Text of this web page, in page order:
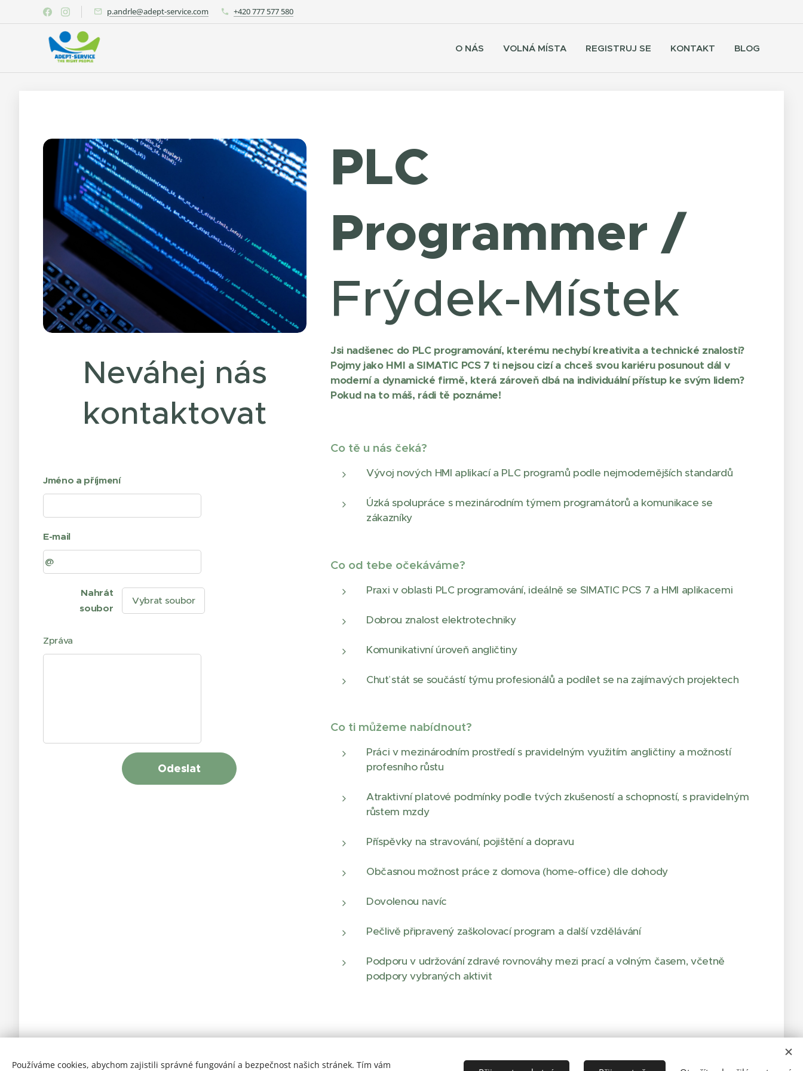
p.andrle@adept-service.com +420 777 577 580
O NÁS VOLNÁ MÍSTA REGISTRUJ SE KONTAKT BLOG
Neváhej nás
kontaktovat
Jméno a příjmení
E-mail
Nahrát
soubor
Vybrat soubor
Zpráva
Odeslat
PLC
Programmer /
Frýdek-Místek
Jsi nadšenec do PLC programování, kterému nechybí kreativita a technické znalosti?
Pojmy jako HMI a SIMATIC PCS 7 ti nejsou cizí a chceš svou kariéru posunout dál v
moderní a dynamické firmě, která zároveň dbá na individuální přístup ke svým lidem?
Pokud na to máš, rádi tě poznáme!
Co tě u nás čeká?
Vývoj nových HMI aplikací a PLC programů podle nejmodernějších standardů
Úzká spolupráce s mezinárodním týmem programátorů a komunikace se
zákazníky
Co od tebe očekáváme?
Praxi v oblasti PLC programování, ideálně se SIMATIC PCS 7 a HMI aplikacemi
Dobrou znalost elektrotechniky
Komunikativní úroveň angličtiny
Chuť stát se součástí týmu profesionálů a podílet se na zajímavých projektech
Co ti můžeme nabídnout?
Práci v mezinárodním prostředí s pravidelným využitím angličtiny a možností
profesního růstu
Atraktivní platové podmínky podle tvých zkušeností a schopností, s pravidelným
růstem mzdy
Příspěvky na stravování, pojištění a dopravu
Občasnou možnost práce z domova (home-office) dle dohody
Dovolenou navíc
Pečlivě připravený zaškolovací program a další vzdělávání
Podporu v udržování zdravé rovnováhy mezi prací a volným časem, včetně
podpory vybraných aktivit
Používáme cookies, abychom zajistili správné fungování a bezpečnost našich stránek. Tím vám